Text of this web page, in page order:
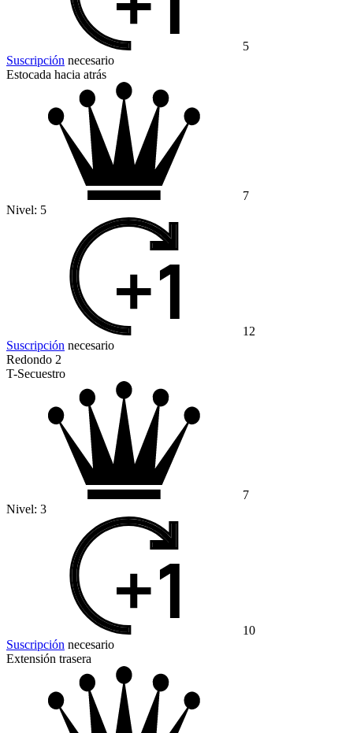
5
Suscripción necesario
Estocada hacia atrás
7
Nivel: 5
12
Suscripción necesario
Redondo 2
T-Secuestro
7
Nivel: 3
10
Suscripción necesario
Extensión trasera